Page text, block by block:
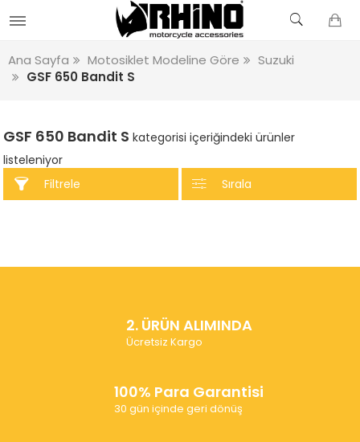
Ana Sayfa Motosiklet Modeline Göre
Suzuki
GSF 650 Bandit S
GSF 650 Bandit S kategorisi içeriğindeki ürünler
listeleniyor
Filtrele
Sırala
2. ÜRÜN ALIMINDA
Ücretsiz Kargo
100% Para Garantisi
30 gün içinde geri dönüş